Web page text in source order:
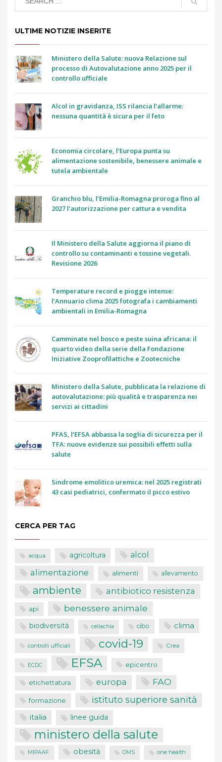
ULTIME NOTIZIE INSERITE
Ministero della Salute: nuova Relazione sul
processo di Autovalutazione anno 2025 per il
controllo ufficiale
Alcol in gravidanza, ISS rilancia l’allarme:
nessuna quantità è sicura per il feto
Economia circolare, l’Europa punta su
alimentazione sostenibile, benessere animale e
tutela ambientale
Granchio blu, l’Emilia-Romagna proroga fino al
2027 l’autorizzazione per cattura e vendita
Il Ministero della Salute aggiorna il piano di
controllo su contaminanti e tossine vegetali.
Revisione 2026
Temperature record e piogge intense:
l’Annuario clima 2025 fotografa i cambiamenti
ambientali in Emilia-Romagna
Camminate nel bosco e peste suina africana: il
quarto video della serie della Fondazione
Iniziative Zooprofilattiche e Zootecniche
Ministero della Salute, pubblicata la relazione di
autovalutazione: più qualità e trasparenza nei
servizi ai cittadini
PFAS, l’EFSA abbassa la soglia di sicurezza per il
TFA: nuove evidenze sui possibili effetti sulla
salute
Sindrome emolitico uremica: nel 2025 registrati
43 casi pediatrici, confermato il picco estivo
CERCA PER TAG
acqua agricoltura alcol
alimentazione alimenti allevamento
ambiente antibiotico resistenza
api benessere animale
biodiversità celiachia cibo clima
controlli ufficiali covid-19 Crea
ECDC EFSA epicentro
etichettatura europa FAO
formazione istituto superiore sanità
italia linee guida
ministero della salute
MIPAAF obesità OMS one health